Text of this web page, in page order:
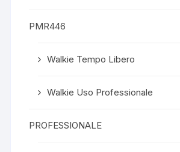
PMR446
Walkie Tempo Libero
Walkie Uso Professionale
PROFESSIONALE